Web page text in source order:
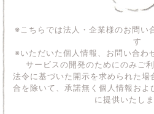
※こちらでは法人・企業様のお問い
す
※いただいた個人情報、お問い合わ
サービスの開発のためにのみご
法令に基づいた開示を求められた場
合を除いて、承諾無く個人情報お
に提供いたしま